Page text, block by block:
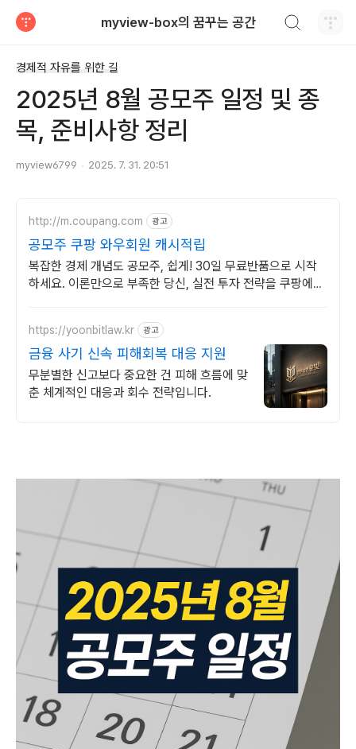
myview-box의 꿈꾸는 공간
경제적 자유를 위한 길
2025년 8월 공모주 일정 및 종
목, 준비사항 정리
myview6799 2025. 7. 31. 20:51
http://m.coupang.com 광고
공모주 쿠팡 와우회원 캐시적립
복잡한 경제 개념도 공모주, 쉽게! 30일 무료반품으로 시작
하세요. 이론만으로 부족한 당신, 실전 투자 전략을 쿠팡에서
https://yoonbitlaw.kr 광고
금융 사기 신속 피해회복 대응 지원
무분별한 신고보다 중요한 건 피해 흐름에 맞
춘 체계적인 대응과 회수 전략입니다.